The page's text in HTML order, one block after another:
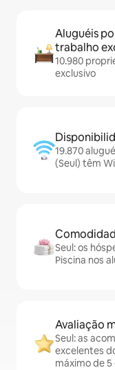
Aluguéis
trabalho
10.980
exclusivo
19.870
(Seul) têm
Seul: os
Piscina nos
Avaliação
Seul: as
excelentes
máximo de 5